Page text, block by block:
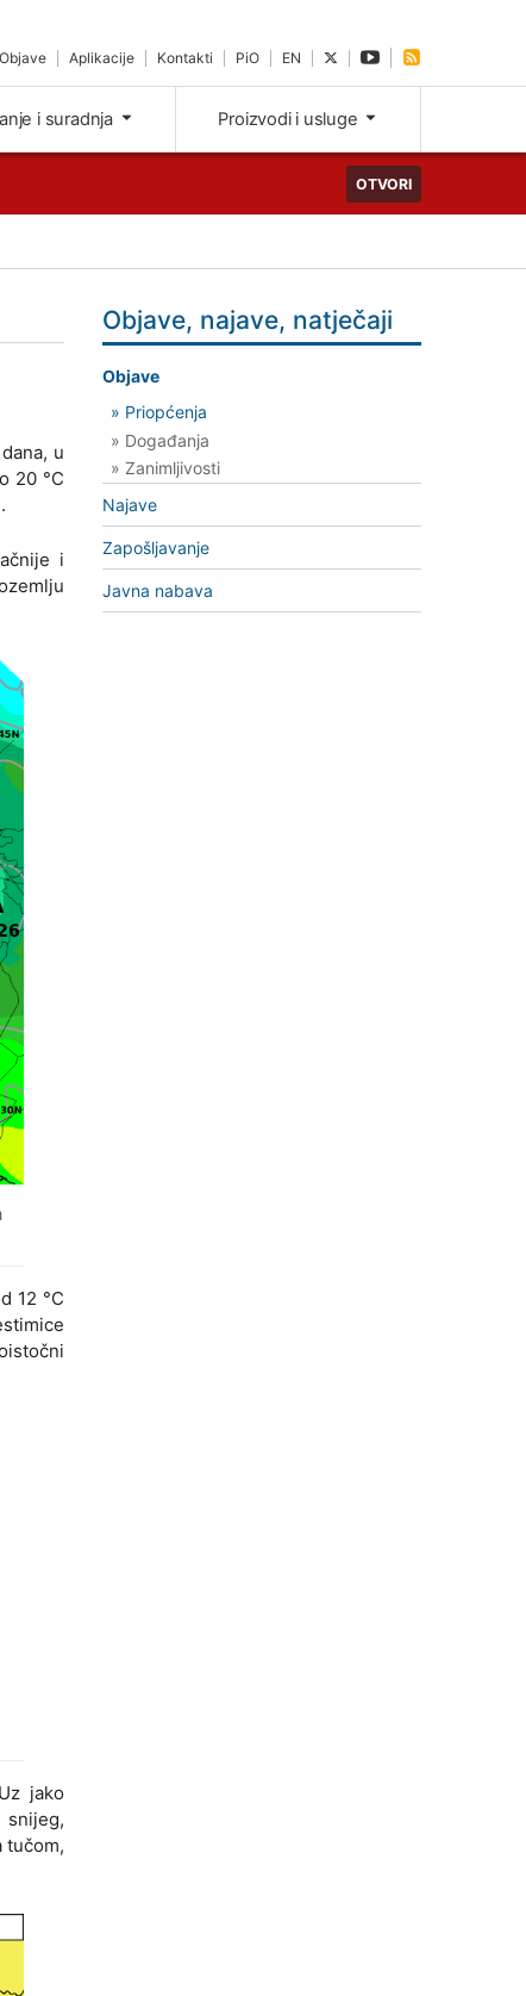
Objave Aplikacije Kontakti PiO EN
i suradnja Proizvodi i usluge
OTVORI
u
20 °C
i
12 °C
jako
tučom,
Objave, najave, natječaji
Objave
» Priopćenja
» Događanja
» Zanimljivosti
Najave
Zapošljavanje
Javna nabava